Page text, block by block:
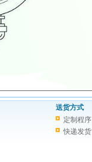
送货方式
定制程序
快递发货